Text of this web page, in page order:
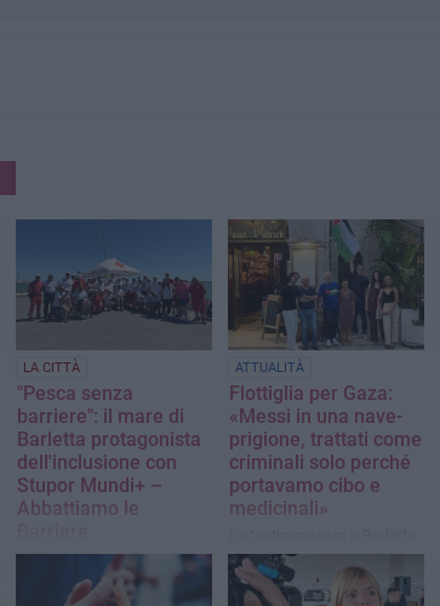
LA CITTÀ
"Pesca senza
barriere": il mare di
Barletta protagonista
dell'inclusione con
Stupor Mundi+ –
Abbattiamo le
Inclusione, accessibilità e
partecipazione protagoniste
sul pontile Ammiraglio Fucci
ATTUALITÀ
Flottiglia per Gaza:
«Messi in una nave-
prigione, trattati come
criminali solo perché
portavamo cibo e
medicinali»
a pochi giorni rilascio delle
attiviste e degli attivisti
Domenico Centrone, Sara